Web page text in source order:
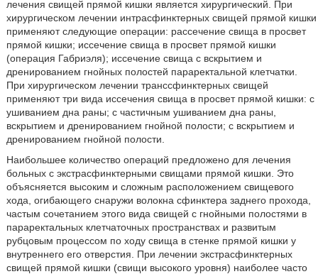
лечения свищей прямой кишки является хирургический. При
хирургическом лечении интрасфинктерных свищей прямой кишки
применяют следующие операции: рассечение свища в просвет
прямой кишки; иссечение свища в просвет прямой кишки
(операция Габриэля); иссечение свища с вскрытием и
дренированием гнойных полостей параректальной клетчатки.
При хирургическом лечении транссфинктерных свищей
применяют три вида иссечения свища в просвет прямой кишки: с
ушиванием дна раны; с частичным ушиванием дна раны,
вскрытием и дренированием гнойной полости; с вскрытием и
дренированием гнойной полости.
Наибольшее количество операций предложено для лечения
больных с экстрасфинктерными свищами прямой кишки. Это
объясняется высоким и сложным расположением свищевого
хода, огибающего снаружи волокна сфинктера заднего прохода,
частым сочетанием этого вида свищей с гнойными полостями в
параректальных клетчаточных пространствах и развитым
рубцовым процессом по ходу свища в стенке прямой кишки у
внутреннего его отверстия. При лечении экстрасфинктерных
свищей прямой кишки (свищи высокого уровня) наиболее часто